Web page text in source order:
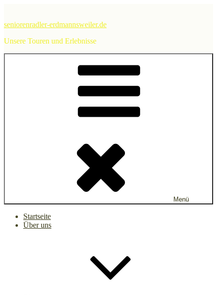
springen
seniorenradler-erdmannsweiler.de
Unsere Touren und Erlebnisse
Menü
Startseite
Über uns